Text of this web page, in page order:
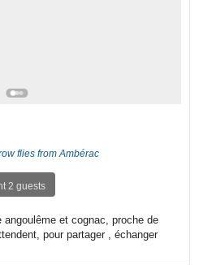
flies from Ambérac
2 guests
et cognac, proche de
pour partager , échanger